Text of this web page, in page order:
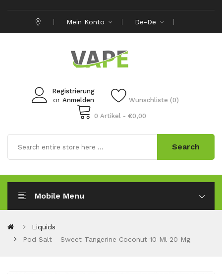
Mein Konto De-De
Registrierung
or Anmelden Wunschliste (0)
0 Artikel - €0,00
Search
Mobile Menu
Liquids
Pod Salt - Sweet Tangerine Coconut 10 Ml 20 Mg